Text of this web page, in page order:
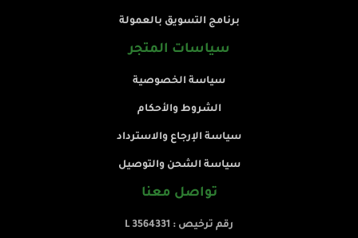
برنامج التسويق بالعمولة
سياسات المتجر
سياسة الخصوصية
الشروط والأحكام
سياسة الإرجاع والاسترداد
سياسة الشحن والتوصيل
تواصل معنا
رقم ترخيص : L 3564331